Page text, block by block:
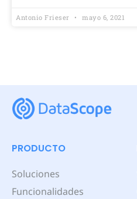
Antonio Frieser mayo 6, 2021
PRODUCTO
Soluciones
Funcionalidades